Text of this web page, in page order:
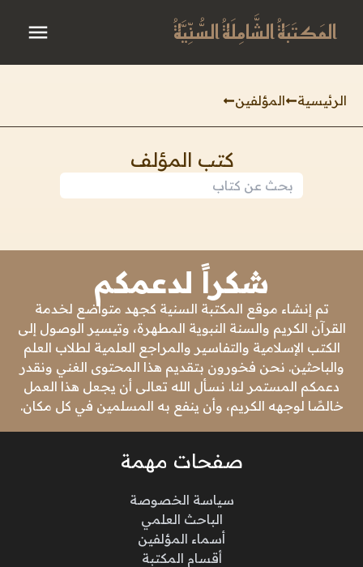
المَكتَبَةُ الشَّامِلَةُ السُّنِّيَّةُ
الرئيسية المؤلفين
كتب المؤلف
شكراً لدعمكم
تم إنشاء موقع المكتبة السنية كجهد متواضع لخدمة
القرآن الكريم والسنة النبوية المطهرة، وتيسير الوصول إلى
الكتب الإسلامية والتفاسير والمراجع العلمية لطلاب العلم
والباحثين. نحن فخورون بتقديم هذا المحتوى الغني ونقدر
دعمكم المستمر لنا. نسأل الله تعالى أن يجعل هذا العمل
خالصًا لوجهه الكريم، وأن ينفع به المسلمين في كل مكان.
صفحات مهمة
سياسة الخصوصة
الباحث العلمي
أسماء المؤلفين
أقسام المكتبة